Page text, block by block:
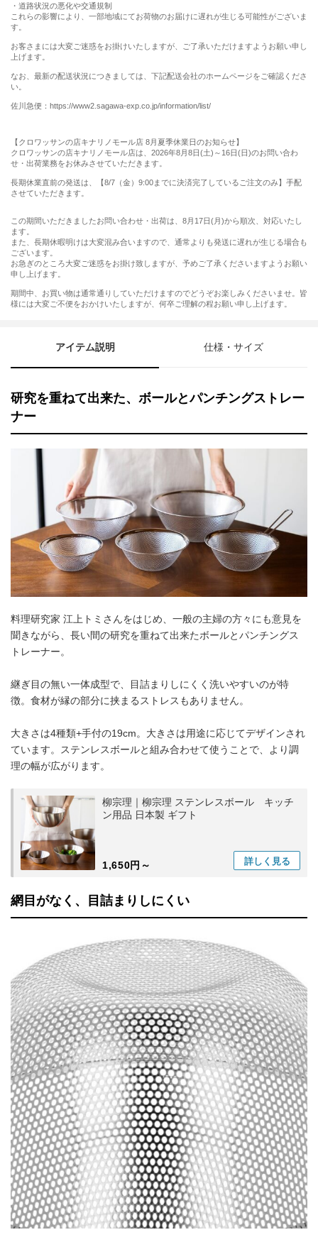
・道路状況の悪化や交通規制
これらの影響により、一部地域にてお荷物のお届けに遅れが生じる可能性がございま
す。
お客さまには大変ご迷惑をお掛けいたしますが、ご了承いただけますようお願い申し
上げます。
なお、最新の配送状況につきましては、下記配送会社のホームページをご確認くださ
い。
佐川急便：https://www2.sagawa-exp.co.jp/information/list/
【クロワッサンの店キナリノモール店 8月夏季休業日のお知らせ】
クロワッサンの店キナリノモール店は、2026年8月8日(土)～16日(日)のお問い合わ
せ・出荷業務をお休みさせていただきます。
長期休業直前の発送は、【8/7（金）9:00までに決済完了しているご注文のみ】手配
させていただきます。
この期間いただきましたお問い合わせ・出荷は、8月17日(月)から順次、対応いたし
ます。
また、長期休暇明けは大変混み合いますので、通常よりも発送に遅れが生じる場合も
ございます。
お急ぎのところ大変ご迷惑をお掛け致しますが、予めご了承くださいますようお願い
申し上げます。
期間中、お買い物は通常通りしていただけますのでどうぞお楽しみくださいませ。皆
様には大変ご不便をおかけいたしますが、何卒ご理解の程お願い申し上げます。
アイテム説明 仕様・サイズ
研究を重ねて出来た、ボールとパンチングストレー
ナー
料理研究家 江上トミさんをはじめ、一般の主婦の方々にも意見を
聞きながら、長い間の研究を重ねて出来たボールとパンチングス
トレーナー。
継ぎ目の無い一体成型で、目詰まりしにくく洗いやすいのが特
徴。食材が縁の部分に挟まるストレスもありません。
大きさは4種類+手付の19cm。大きさは用途に応じてデザインされ
ています。ステンレスボールと組み合わせて使うことで、より調
理の幅が広がります。
柳宗理｜柳宗理 ステンレスボール キッチ
ン用品 日本製 ギフト
1,650円～ 詳しく 見る
網目がなく、目詰まりしにくい